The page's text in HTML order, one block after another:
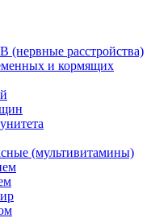
расстройства)
и кормящих
(мультивитамины)